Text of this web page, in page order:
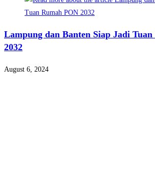
Lampung dan Banten Siap Jadi
2032
August 6, 2024